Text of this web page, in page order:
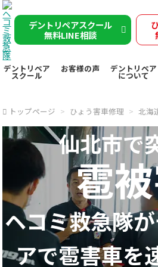
デントリペアスクール
無料LINE相談
デントリペア
スクール
お客様の声 デントリペア
について
トップページ ひょう害車修理 北海
仙北市で
雹
ヘコミ救急隊が
アで雹害車を